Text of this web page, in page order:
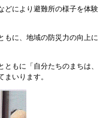
どにより避難所の様子を体験
もに、地域の防災力の向上に
もに「自分たちのまちは、
いります。